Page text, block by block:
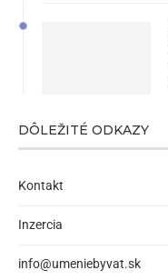
DÔLEŽITÉ ODKAZY
Kontakt
Inzercia
info@umeniebyvat.sk